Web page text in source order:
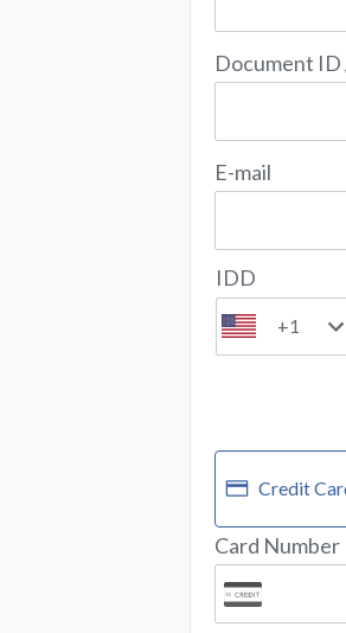
Document ID
E-mail
IDD
+1
Credit
Card Number